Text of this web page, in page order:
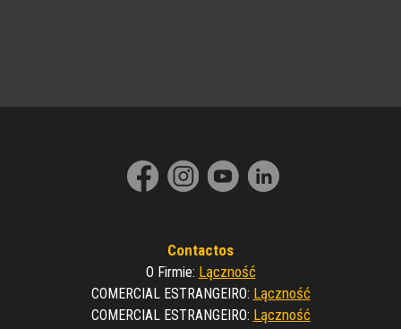
Contactos
O Firmie: Lączność
COMERCIAL ESTRANGEIRO: Lączność
COMERCIAL ESTRANGEIRO: Lączność